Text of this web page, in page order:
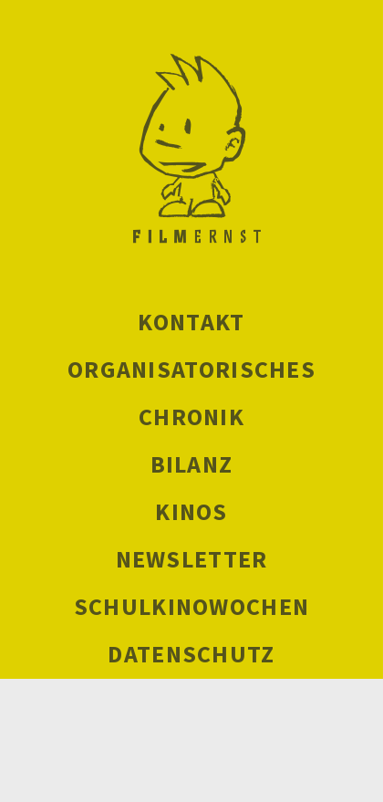
KONTAKT
ORGANISATORISCHES
CHRONIK
BILANZ
KINOS
NEWSLETTER
SCHULKINOWOCHEN
DATENSCHUTZ